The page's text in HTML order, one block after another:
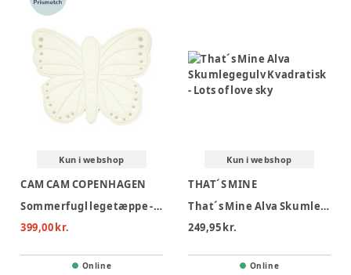
kvalitet og i smukke farver, der tiltaler enhver barnesjæl,
både drenge og piger. Slå dig derfor løs og køb et flot legegulv
eller –tæppe hjem til dit barn.
Kun i webshop
CAM CAM COPENHAGEN
Sommerfugl legetæppe - OCS Off-white
399,00 kr.
Online
Kun i webshop
THAT´S MINE
That´s Mine Alva Skumlegegulv Kvadratisk - Lots of love sky
249,95 kr.
Online